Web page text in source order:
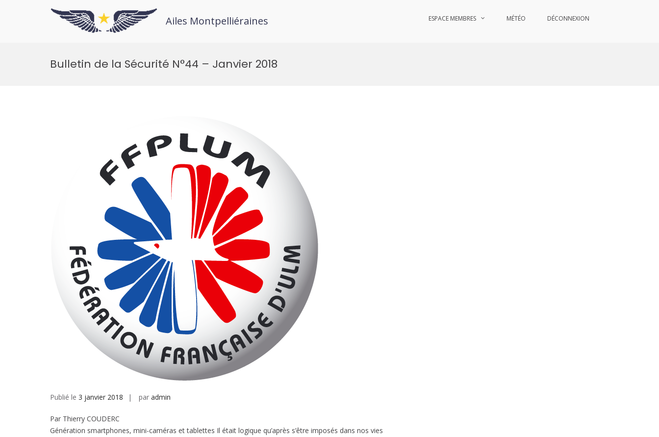
Ailes Montpelliéraines ESPACE MEMBRES MÉTÉO DÉCONNEXION
Bulletin de la Sécurité N°44 – Janvier 2018
Publié le 3 janvier 2018 par admin
Par Thierry COUDERC
Génération smartphones, mini-caméras et tablettes Il était logique qu’après s’être imposés dans nos vies